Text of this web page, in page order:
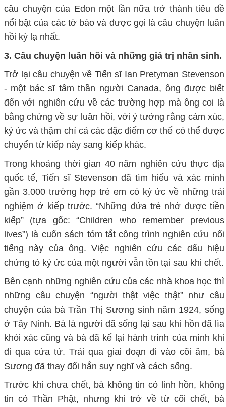
câu chuyện của Edon một lần nữa trở thành tiêu đề
nổi bật của các tờ báo và được gọi là câu chuyện luân
hồi kỳ lạ nhất.
3. Câu chuyện luân hồi và những giá trị nhân sinh.
Trở lại câu chuyện về Tiến sĩ Ian Pretyman Stevenson
- một bác sĩ tâm thần người Canada, ông được biết
đến với nghiên cứu về các trường hợp mà ông coi là
bằng chứng về sự luân hồi, với ý tưởng rằng cảm xúc,
ký ức và thậm chí cả các đặc điểm cơ thể có thể được
chuyển từ kiếp này sang kiếp khác.
Trong khoảng thời gian 40 năm nghiên cứu thực địa
quốc tế, Tiến sĩ Stevenson đã tìm hiểu và xác minh
gần 3.000 trường hợp trẻ em có ký ức về những trải
nghiệm ở kiếp trước. “Những đứa trẻ nhớ được tiền
kiếp” (tựa gốc: “Children who remember previous
lives”) là cuốn sách tóm tắt công trình nghiên cứu nổi
tiếng này của ông. Việc nghiên cứu các dấu hiệu
chứng tỏ ký ức của một người vẫn tồn tại sau khi chết.
Bên cạnh những nghiên cứu của các nhà khoa học thì
những câu chuyện “người thật việc thật” như câu
chuyện của bà Trần Thị Sương sinh năm 1924, sống
ở Tây Ninh. Bà là người đã sống lại sau khi hồn đã lìa
khỏi xác cũng và bà đã kể lại hành trình của mình khi
đi qua cửa tử. Trải qua giai đoạn đi vào cõi âm, bà
Sương đã thay đổi hẳn suy nghĩ và cách sống.
Trước khi chưa chết, bà không tin có linh hồn, không
tin có Thần Phật, nhưng khi trở về từ cõi chết, bà